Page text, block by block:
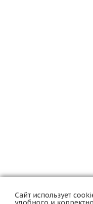
Сайт использует